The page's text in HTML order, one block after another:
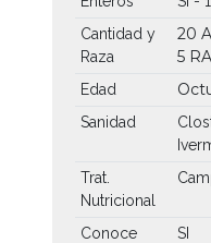
Cantidad y
Raza
20
5
Edad
Sanidad
Trat.
Nutricional
Conoce
SI